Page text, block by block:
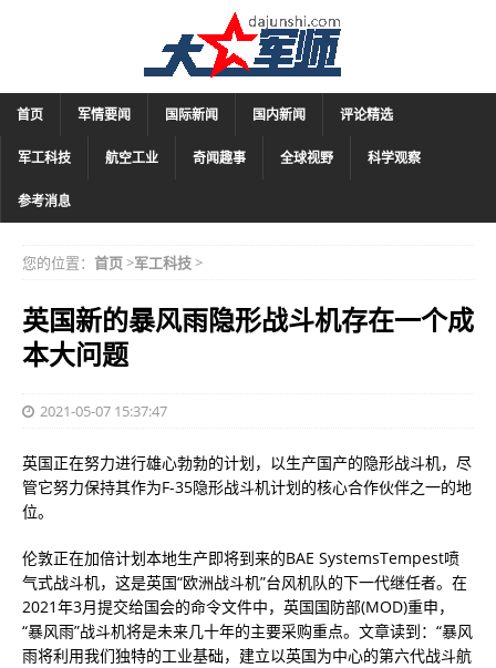
首页 军情要闻 国际新闻 国内新闻 评论精选
军工科技 航空工业 奇闻趣事 全球视野 科学观察
参考消息
您的位置： 首页>军工科技>
英国新的暴风雨隐形战斗机存在一个成
本大问题
2021-05-07 15:37:47
英国正在努力进行雄心勃勃的计划，以生产国产的隐形战斗机，尽
管它努力保持其作为F-35隐形战斗机计划的核心合作伙伴之一的地
位。
伦敦正在加倍计划本地生产即将到来的BAE SystemsTempest喷
气式战斗机，这是英国“欧洲战斗机”台风机队的下一代继任者。在
2021年3月提交给国会的命令文件中，英国国防部(MOD)重申，
“暴风雨”战斗机将是未来几十年的主要采购重点。文章读到：“暴风
雨将利用我们独特的工业基础，建立以英国为中心的第六代战斗航